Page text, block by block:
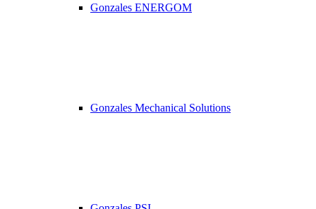
Gonzales ENERGOM
Gonzales Mechanical Solutions